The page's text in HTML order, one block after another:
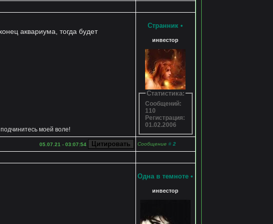
аквариума, тогда будет
моей воле!
Странник •
инвестор
Статистика:
Сообщений:
110
Регистрация:
01.02.2006
05.07.21 - 03:07:54 Сообщение # 2
Одна в темноте •
инвестор